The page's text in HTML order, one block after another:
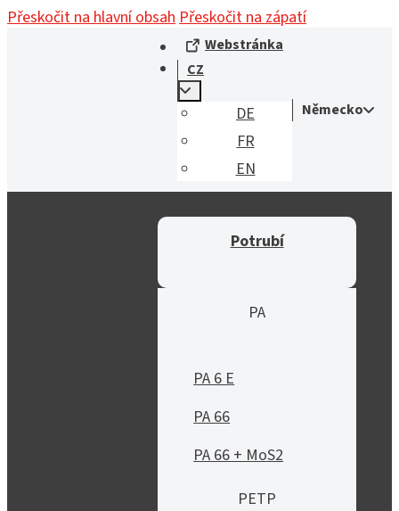
Přeskočit na hlavní obsahPřeskočit na zápatí
Webstránka
CZ
DE
FR
EN
Německo
Potrubí
PA
PA 6 E
PA 66
PA 66 + MoS2
PETP